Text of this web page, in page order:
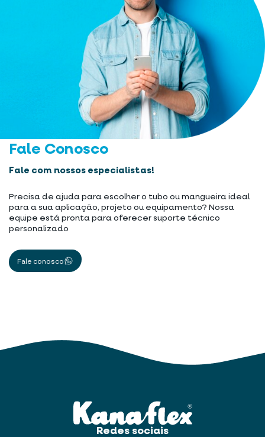
Fale Conosco
Fale com nossos especialistas!
Precisa de ajuda para escolher o tubo ou mangueira ideal
para a sua aplicação, projeto ou equipamento? Nossa
equipe está pronta para oferecer suporte técnico
personalizado
Fale conosco
Redes sociais